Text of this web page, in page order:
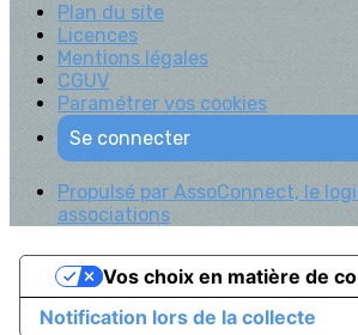
Plan du site
Licences
Mentions légales
CGUV
Paramétrer vos cookies
Se connecter
Propulsé par AssoConnect, le
associations
Notification lors de la collecte
Vos choix en matière de